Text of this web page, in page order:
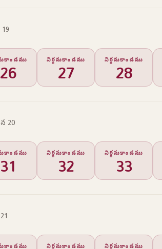
26 నిర్గమకాండము
27 నిర్గమకాండము
28
20
31 నిర్గమకాండము
32 నిర్గమకాండము
33
నిర్గమకాండము నిర్గమకాండము